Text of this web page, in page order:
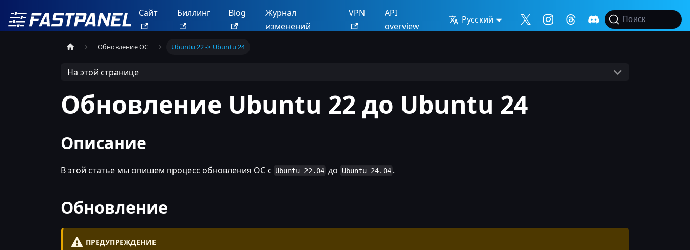
Сайт Биллинг Blog
Журнал
изменений
VPN
API
overview
Русский Поиск
Обновление ОС Ubuntu 22 -> Ubuntu 24
На этой странице
Обновление Ubuntu 22 до Ubuntu 24
Описание
В этой статье мы опишем процесс обновления ОС с Ubuntu 22.04 до Ubuntu 24.04 .
Обновление
ПРЕДУПРЕЖДЕНИЕ